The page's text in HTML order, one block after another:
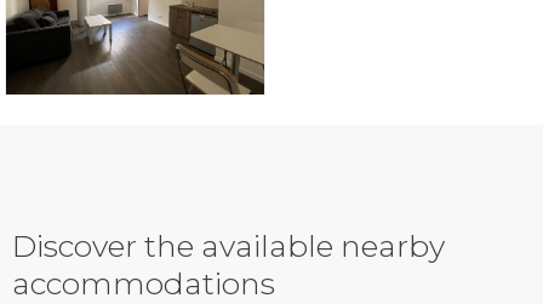
Discover the available nearby
accommodations